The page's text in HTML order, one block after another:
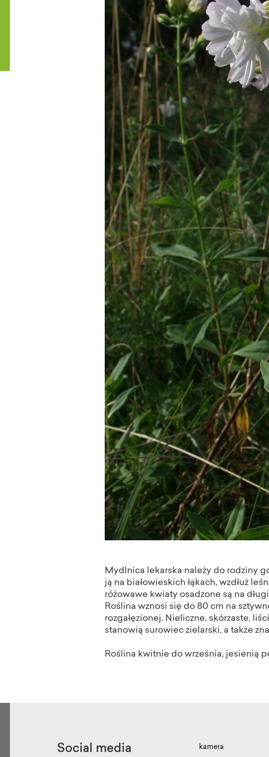
Mydlnica lekarska należy do rodziny
ją na białowieskich łąkach, wzdłuż
różowawe kwiaty osadzone są na
Roślina wznosi się do 80 cm na
rozgałęzionej. Nieliczne, skórzaste,
stanowią surowiec zielarski, a także
Roślina kwitnie do września, jesienią
Social media kamera